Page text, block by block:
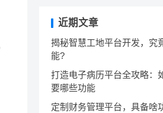
近期文章
揭秘智慧工地平台开发，究
能?
打造电子病历平台全攻略：
要哪些功能
定制财务管理平台，具备啥